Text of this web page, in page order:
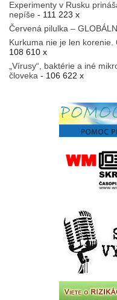
Experimenty v Rusku
nepíše - 111 223 x
Červená pilulka –
Kurkuma nie je len
108 610 x
„Vírusy“, baktérie a iné
človeka - 106 622 x